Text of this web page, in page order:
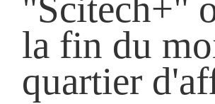
"Scitech+"
la fin du
quartier